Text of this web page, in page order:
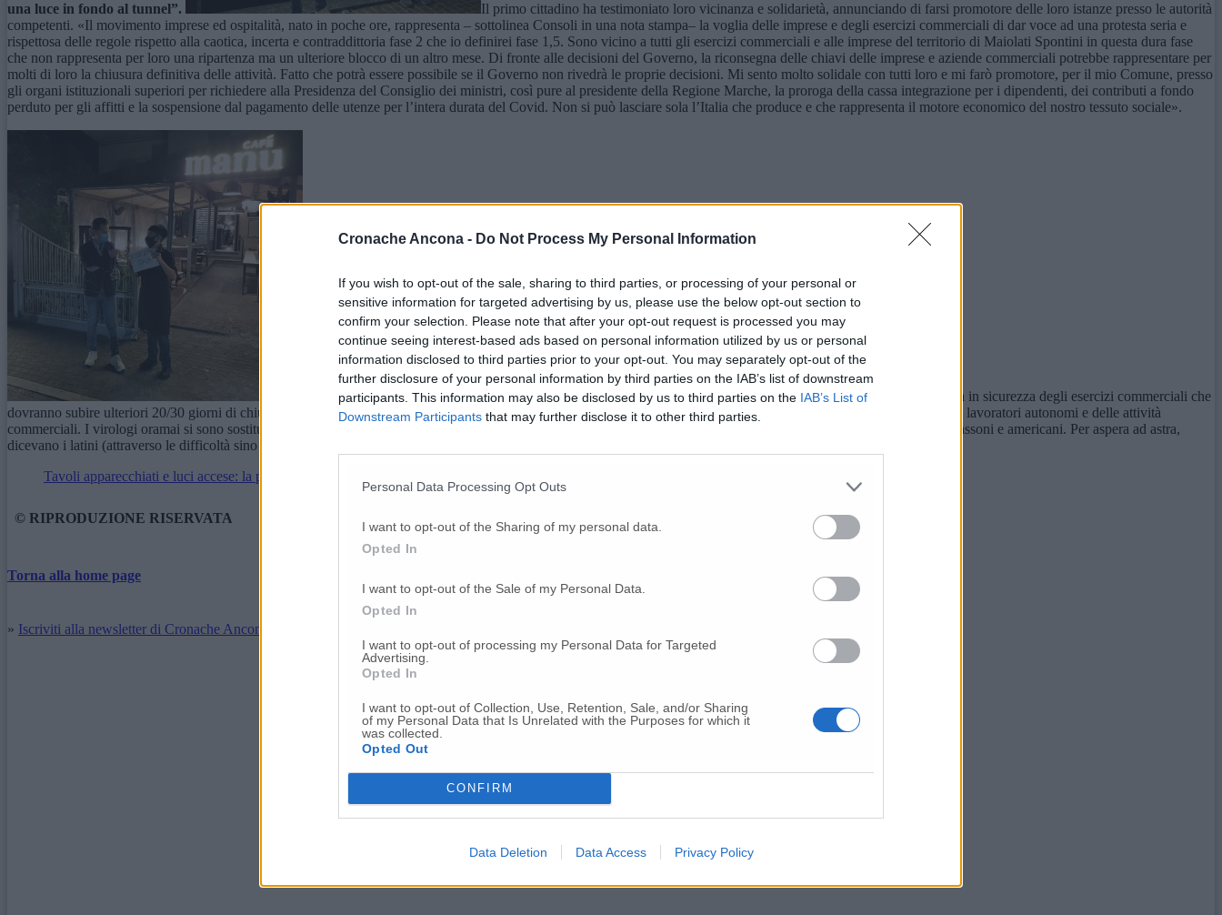
Cronache Ancona - Do Not Process My Personal Information
If you wish to opt-out of the sale, sharing to third parties, or processing of your personal or
sensitive information for targeted advertising by us, please use the below opt-out section to
confirm your selection. Please note that after your opt-out request is processed you may
continue seeing interest-based ads based on personal information utilized by us or personal
information disclosed to third parties prior to your opt-out. You may separately opt-out of the
further disclosure of your personal information by third parties on the IAB’s list of downstream
participants. This information may also be disclosed by us to third parties on the IAB’s List of
Downstream Participants that may further disclose it to other third parties.
Personal Data Processing Opt Outs
I want to opt-out of the Sharing of my personal data.
Opted In
I want to opt-out of the Sale of my Personal Data.
Opted In
I want to opt-out of processing my Personal Data for Targeted
Advertising.
Opted In
I want to opt-out of Collection, Use, Retention, Sale, and/or Sharing
of my Personal Data that Is Unrelated with the Purposes for which it
was collected.
Opted Out
CONFIRM
Data Deletion Data Access Privacy Policy
una luce in fondo al tunnel”.
Il primo cittadino ha testimoniato loro vicinanza e solidarietà, annunciando di farsi promotore delle loro istanze presso le autorità
competenti. «Il movimento imprese ed ospitalità, nato in poche ore, rappresenta – sottolinea Consoli in una nota stampa– la voglia delle imprese e degli esercizi commerciali di dar voce ad una protesta seria e
rispettosa delle regole rispetto alla caotica, incerta e contraddittoria fase 2 che io definirei fase 1,5. Sono vicino a tutti gli esercizi commerciali e alle imprese del territorio di Maiolati Spontini in questa dura fase
che non rappresenta per loro una ripartenza ma un ulteriore blocco di un altro mese. Di fronte alle decisioni del Governo, la riconsegna delle chiavi delle imprese e aziende commerciali potrebbe rappresentare per
molti di loro la chiusura definitiva delle attività. Fatto che potrà essere possibile se il Governo non rivedrà le proprie decisioni. Mi sento molto solidale con tutti loro e mi farò promotore, per il mio Comune, presso
gli organi istituzionali superiori per richiedere alla Presidenza del Consiglio dei ministri, così pure al presidente della Regione Marche, la proroga della cassa integrazione per i dipendenti, dei contributi a fondo
perduto per gli affitti e la sospensione dal pagamento delle utenze per l’intera durata del Covid. Non si può lasciare sola l’Italia che produce e che rappresenta il motore economico del nostro tessuto sociale».
Per il sindaco di Maiolati Spontini sarebbe stato logico «attuare con pacata gradualità delle misure per una riapertura in sicurezza degli esercizi commerciali che
dovranno subire ulteriori 20/30 giorni di chiusura. Molti annunci televisivi e mai una proposta certa e chiara che fosse andata moderatamente a favore delle imprese, dei lavoratori autonomi e delle attività
commerciali. I virologi oramai si sono sostituti alla politica. Solo che in Italia evidentemente saranno più bravi rispetto ai loro colleghi inglesi, tedeschi, francesi, anglosassoni e americani. Per aspera ad astra,
dicevano i latini (attraverso le difficoltà sino alle stelle)».
Tavoli apparecchiati e luci accese: la protesta di pub e locali «per risorgere insieme» (Foto)
© RIPRODUZIONE RISERVATA
Torna alla home page
» Iscriviti alla newsletter di Cronache Ancona